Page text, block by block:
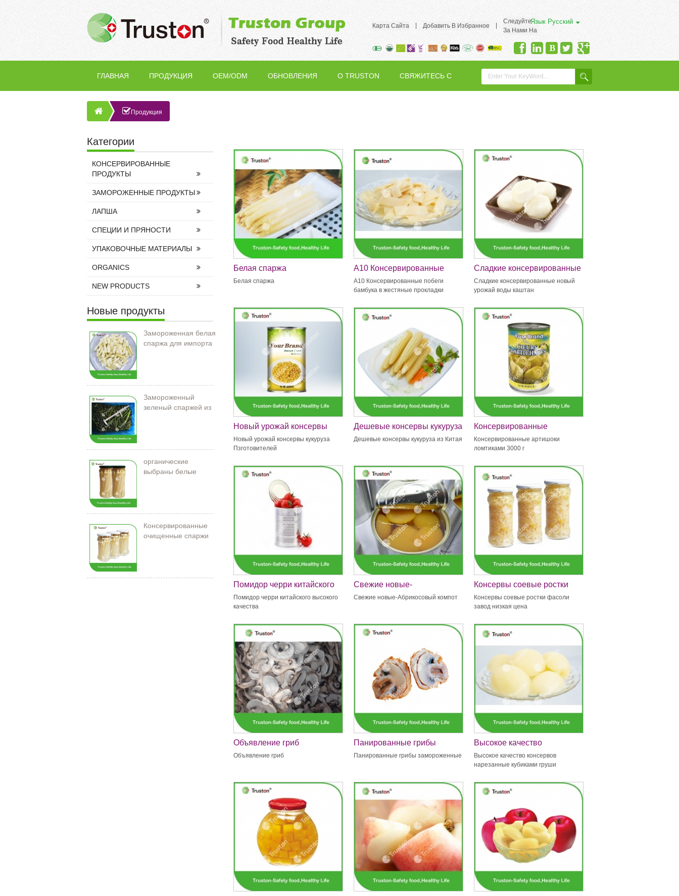
Карта Сайта Добавить В Избранное
Следуйте
За Нами На
Язык Русский
ГЛАВНАЯ ПРОДУКЦИЯ OEM/ODM ОБНОВЛЕНИЯ О TRUSTON СВЯЖИТЕСЬ С
Продукция
Категории
КОНСЕРВИРОВАННЫЕ
ПРОДУКТЫ
ЗАМОРОЖЕННЫЕ ПРОДУКТЫ
ЛАПША
СПЕЦИИ И ПРЯНОСТИ
УПАКОВОЧНЫЕ МАТЕРИАЛЫ
ORGANICS
NEW PRODUCTS
Новые продукты
Замороженная белая
спаржа для импорта
Замороженный
зеленый спаржей из
органические
выбраны белые
Консервированные
очищенные спаржи
Белая спаржа
Белая спаржа
A10 Консервированные
побеги бамбука в жестяные
прокладки
A10 Консервированные побеги
бамбука в жестяные прокладки
Сладкие консервированные
новый урожай воды каштан
Сладкие консервированные новый
урожай воды каштан
Новый урожай консервы
кукуруза Пзготовителей
Новый урожай консервы кукуруза
Пзготовителей
Дешевые консервы кукуруза
из Китая
Дешевые консервы кукуруза из Китая
Консервированные
артишоки ломтиками 3000 г
Консервированные артишоки
ломтиками 3000 г
Помидор черри китайского
высокого качества
Помидор черри китайского высокого
качества
Свежие новые-
Абрикосовый компот
Свежие новые-Абрикосовый компот
Консервы соевые ростки
фасоли завод низкая цена
Консервы соевые ростки фасоли
завод низкая цена
Объявление гриб
Объявление гриб
Панированные грибы
замороженные
Панированные грибы замороженные
Высокое качество
консервов нарезанные
кубиками груши
Высокое качество консервов
нарезанные кубиками груши